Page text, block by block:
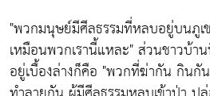
"พวกมนุษย์มีศีลธรรมที่หลบอยู่บนภูเ
เหมือนพวกเรานี้แหละ" ส่วนชาวบ้า
อยู่เบื้องล่างก็คือ "พวกที่ฆ่ากัน กินกัน